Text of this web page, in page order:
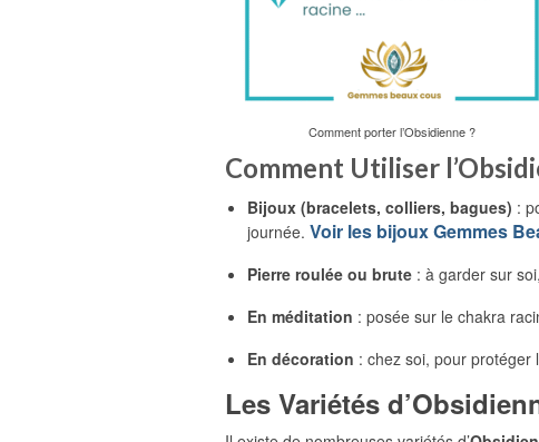
Comment porter l’Obsidienne ?
Comment Utiliser
Bijoux (bracelets, colliers, bagues) :
journée. Voir les bijoux Gemmes
Pierre roulée ou brute : à garder sur
En méditation : posée sur le chakra
En décoration : chez soi, pour protéger
Les Variétés